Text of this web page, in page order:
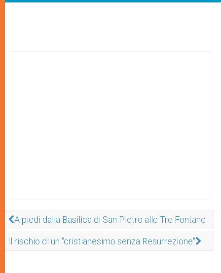
A piedi dalla Basilica di San Pietro alle Tre Fontane
Il rischio di un "cristianesimo senza Resurrezione"